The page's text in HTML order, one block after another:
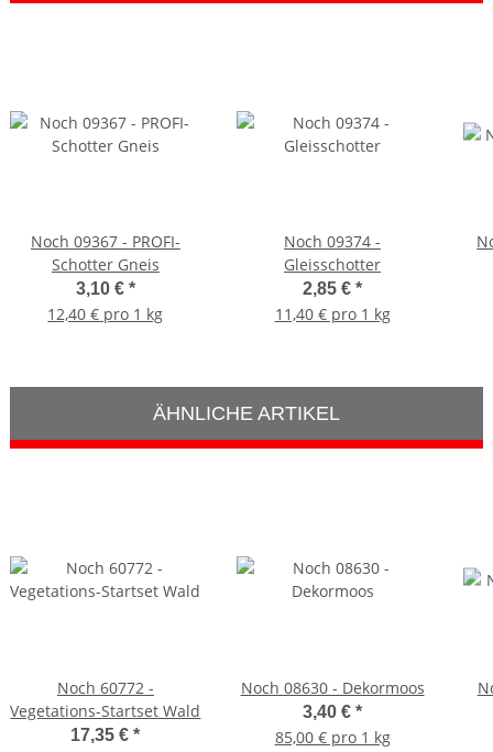
Noch 09367 - PROFI-
Schotter Gneis
3,10 € *
12,40 € pro 1 kg
Noch 09374 -
Gleisschotter
2,85 €*
11,40 € pro 1 kg
ÄHNLICHE ARTIKEL
Noch 60772 -
Vegetations-Startset Wald
17,35 €*
Noch 08630 - Dekormoos
3,40 €*
85,00 € pro 1 kg